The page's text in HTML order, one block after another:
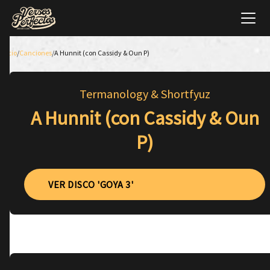
Inicio/Canciones/A Hunnit (con Cassidy & Oun P)
Termanology & Shortfyuz
A Hunnit (con Cassidy & Oun
P)
VER DISCO 'GOYA 3'